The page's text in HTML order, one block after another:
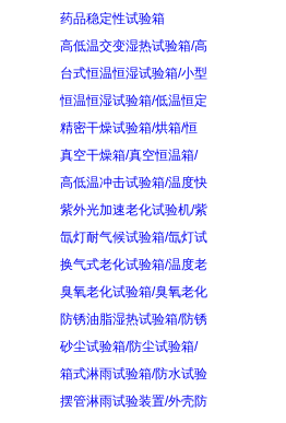
药品稳定性试验箱
高低温交变湿热试验箱/高
台式恒温恒湿试验箱/小型
恒温恒湿试验箱/低温恒定
精密干燥试验箱/烘箱/恒
真空干燥箱/真空恒温箱/
高低温冲击试验箱/温度快
紫外光加速老化试验机/紫
氙灯耐气候试验箱/氙灯试
换气式老化试验箱/温度老
臭氧老化试验箱/臭氧老化
防锈油脂湿热试验箱/防锈
砂尘试验箱/防尘试验箱/
箱式淋雨试验箱/防水试验
摆管淋雨试验装置/外壳防